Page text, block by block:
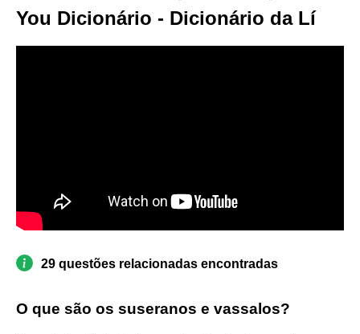
You Dicionário - Dicionário da Lí
29 questões relacionadas encontradas
O que são os suseranos e vassalos?